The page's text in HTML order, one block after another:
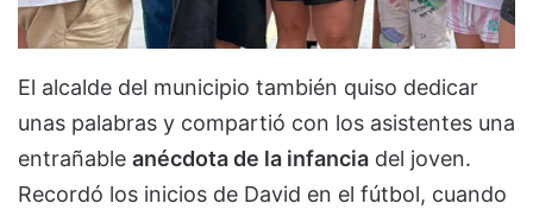
El alcalde del municipio también quiso dedicar
unas palabras y compartió con los asistentes una
entrañable anécdota de la infancia del joven.
Recordó los inicios de David en el fútbol, cuando